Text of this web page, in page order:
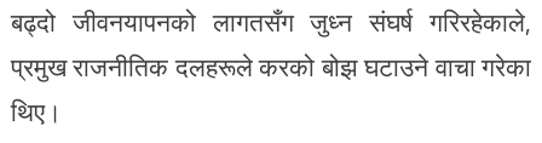
बढ्दो जीवनयापनको लागतसँग जुध्न संघर्ष गरिरहेकाले,
प्रमुख राजनीतिक दलहरूले करको बोझ घटाउने वाचा गरेका
थिए।